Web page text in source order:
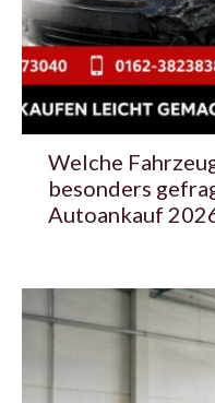
Welche
besonders
Autoankauf